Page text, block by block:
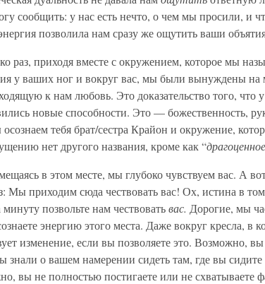
сообщить: у нас есть нечто, о чем мы просили, и
позволила нам сразу же ощутить ваши
раз, приходя вместе с окружением, которое мы
у ваших ног и вокруг вас, мы были вынуждены на
к нам любовь. Это доказательство того, что
новые способности. Это — божественность,
тебя брат/сестра Крайон и окружение,
нет другого названия, кроме как “
в этом месте, мы глубоко чувствуем вас. А
Мы приходим сюда чествовать вас! Ох, истина в
позвольте нам чествоватьвас. Дорогие, мы
энергию этого места. Даже вокруг кресла, в
изменение, если вы позволяете это. Возможно,
знали о вашем намерении сидеть там, где вы
вы не полностью постигаете или не схватываете